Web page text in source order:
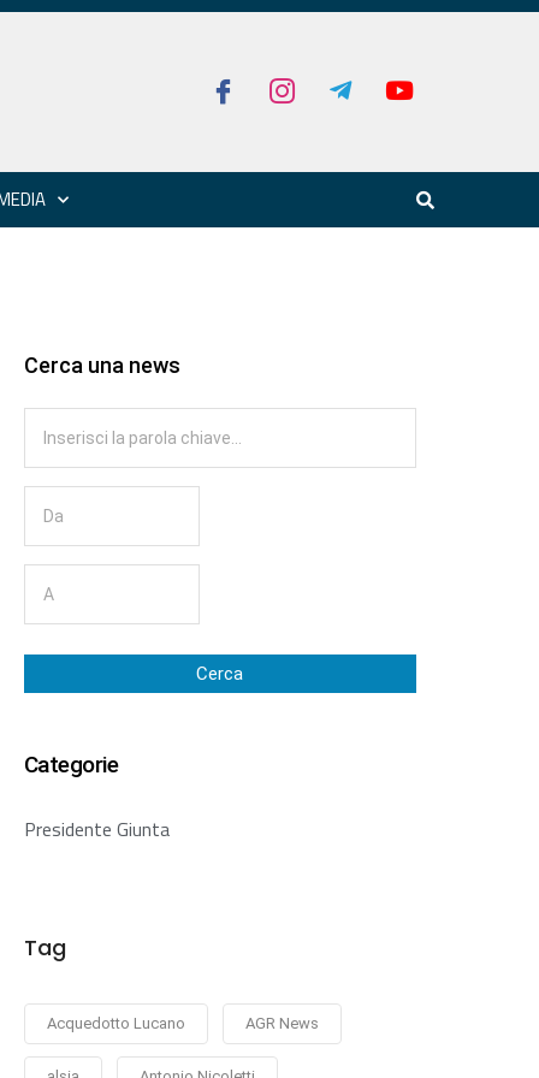
Cerca una news
Cerca
Categorie
Presidente Giunta
Tag
Acquedotto Lucano AGR News